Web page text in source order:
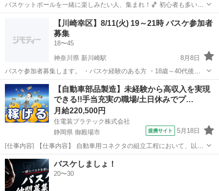
バスケットボールを一緒に楽しみたい人、集まれ！🏀 初心者も多いか
ら、未経験でも大丈夫👍 男女ともにワイワイやれるから、みんなで気
う！ 楽しく体を...
中之島駅 バスケットボール
【川崎幸区】8/11(火) 19～21時 バスケ参加者
募集
18〜45
神奈川県 新川崎駅
8月8日
バスケ参加者募集します。 ・バスケ経験のある方 ・18歳～40代後半
までの方で動ける方でしたらブランクも不問です。 ・熱くなってもお
互いを尊重しあい楽しくバスケ出来る方、節度を持って、人を侮辱す
るような言動をしない...
神奈川 川崎市 新川崎駅 バスケットボール バスケ
【自動車部品製造】未経験から高収入を実現
できる!!手当充実の職場/土日休みでプ…
月給220,500円
住電装プラテック株式会社
静岡県 御殿場市
提携サイト 5月18日
[仕事内容] 【仕事内容】 自動車用コネクタの組立工程において、以下
業務をお願いいたします。 ■組立自動機の操作 ■生産段取り ■箱替え ■
材料供給及び補助作業 （業務の変更の範囲） 会社が定める範囲の業務
（勤務地の変...
静岡 御殿場市
バスケしましょ！
20〜30